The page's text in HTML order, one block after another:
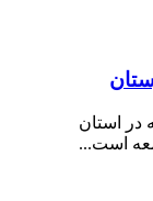
در استان
است...